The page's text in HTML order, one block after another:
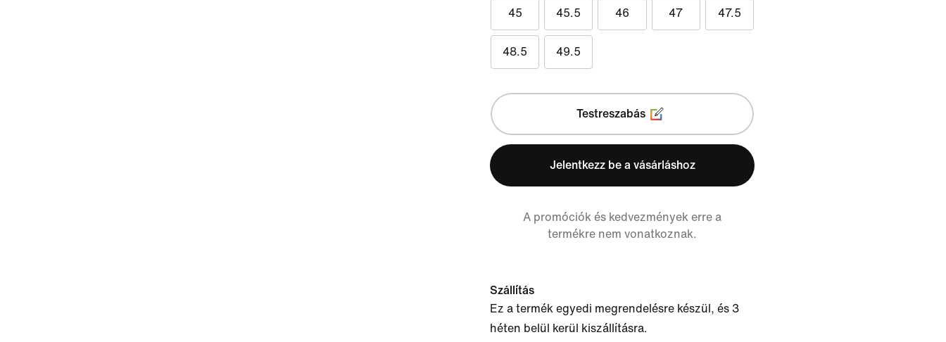
45 45.5 46 47 47.5
48.5 49.5
Testreszabás
Jelentkezz be a vásárláshoz
A promóciók és kedvezmények erre a
termékre nem vonatkoznak.
Szállítás
Ez a termék egyedi megrendelésre készül, és 3
héten belül kerül kiszállításra.